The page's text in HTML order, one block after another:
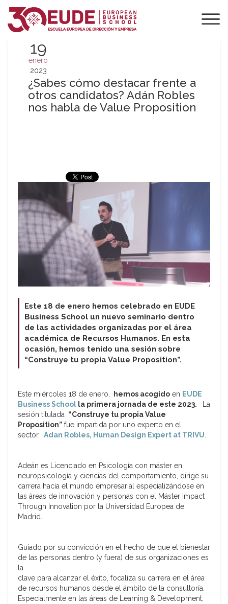
19
enero
2023
¿Sabes cómo destacar frente a
otros candidatos? Adán Robles
nos habla de Value Proposition
Este 18 de enero hemos celebrado en EUDE
Business School un nuevo seminario dentro
de las actividades organizadas por el área
académica de Recursos Humanos. En esta
ocasión, hemos tenido una sesión sobre
“Construye tu propia Value Proposition”.
Este miércoles 18 de enero, hemos acogido en EUDE
Business School la primera jornada de este 2023.
La
sesión titulada “Construye tu propia Value
Proposition” fue impartida por uno experto en el
sector, Adan Robles, Human Design Expert at TRIVU.
Adeán es Licenciado en Psicología con máster en
neuropsicología y ciencias del comportamiento, dirige su
carrera hacia el mundo empresarial especializándose en
las áreas de innovación y personas con el Máster Impact
Through Innovation por la Universidad Europea de
Madrid.
Guiado por su convicción en el hecho de que el bienestar
de las personas dentro (y fuera) de sus organizaciones es
la
clave para alcanzar el éxito, focaliza su carrera en el área
de recursos humanos desde el ámbito de la consultoría.
Especialmente en las áreas de Learning & Development,